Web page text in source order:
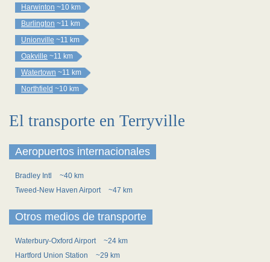
Harwinton ~10 km
Burlington ~11 km
Unionville ~11 km
Oakville ~11 km
Watertown ~11 km
Northfield ~10 km
El transporte en Terryville
Aeropuertos internacionales
Bradley Intl
~40 km
Tweed-New Haven Airport
~47 km
Otros medios de transporte
Waterbury-Oxford Airport
~24 km
Hartford Union Station
~29 km